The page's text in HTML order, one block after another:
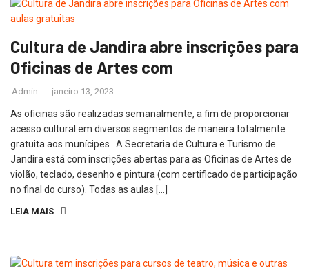
Cultura de Jandira abre inscrições para
Oficinas de Artes com
Admin janeiro 13, 2023
As oficinas são realizadas semanalmente, a fim de proporcionar
acesso cultural em diversos segmentos de maneira totalmente
gratuita aos munícipes A Secretaria de Cultura e Turismo de
Jandira está com inscrições abertas para as Oficinas de Artes de
violão, teclado, desenho e pintura (com certificado de participação
no final do curso). Todas as aulas […]
LEIA MAIS